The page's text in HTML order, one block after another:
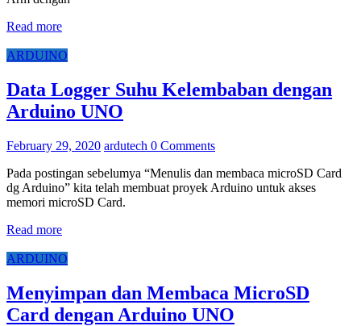
Read more
ARDUINO
Data Logger Suhu Kelembaban dengan
Arduino UNO
February 29, 2020 ardutech 0 Comments
Pada postingan sebelumya “Menulis dan membaca microSD Card
dg Arduino” kita telah membuat proyek Arduino untuk akses
memori microSD Card.
Read more
ARDUINO
Menyimpan dan Membaca MicroSD
Card dengan Arduino UNO